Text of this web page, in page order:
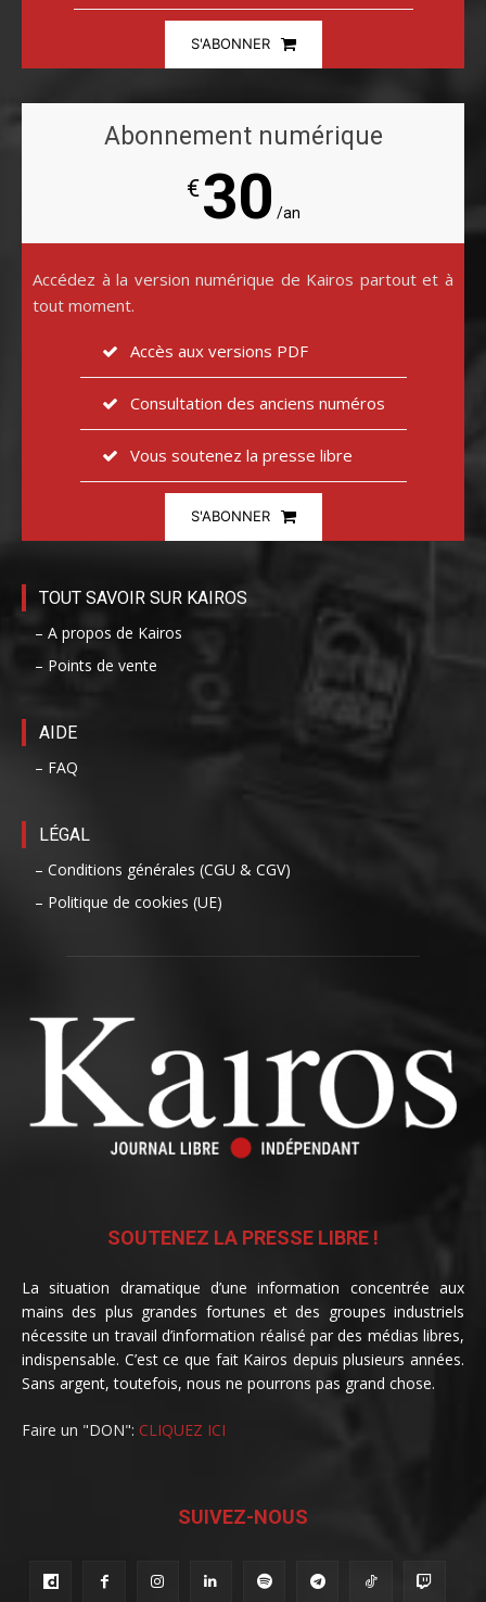
S'ABONNER
Abonnement numérique
€30 /an
Accédez à la version numérique de Kairos partout et à
tout moment.
Accès aux versions PDF
Consultation des anciens numéros
Vous soutenez la presse libre
S'ABONNER
TOUT SAVOIR SUR KAIROS
– A propos de Kairos
– Points de vente
AIDE
– FAQ
LÉGAL
– Conditions générales (CGU & CGV)
– Politique de cookies (UE)
SOUTENEZ LA PRESSE LIBRE !
La situation dramatique d’une information concentrée aux
mains des plus grandes fortunes et des groupes industriels
nécessite un travail d’information réalisé par des médias libres,
indispensable. C’est ce que fait Kairos depuis plusieurs années.
Sans argent, toutefois, nous ne pourrons pas grand chose.
Faire un "DON": CLIQUEZ ICI
SUIVEZ-NOUS